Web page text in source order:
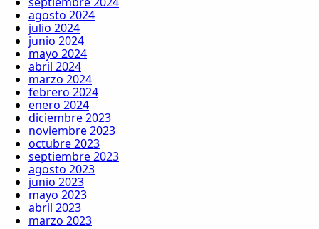
agosto 2024
julio 2024
junio 2024
mayo 2024
abril 2024
marzo 2024
febrero 2024
enero 2024
diciembre 2023
noviembre 2023
octubre 2023
septiembre 2023
agosto 2023
junio 2023
mayo 2023
abril 2023
marzo 2023